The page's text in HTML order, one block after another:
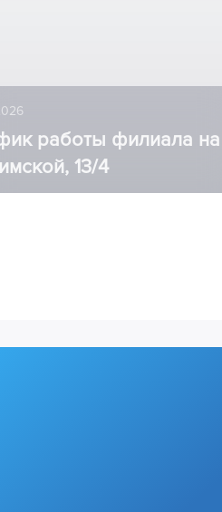
работы филиала на
13/4